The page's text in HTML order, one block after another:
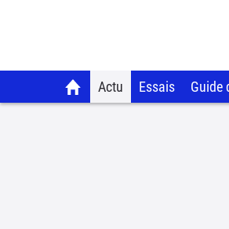
Actu Essais Guide